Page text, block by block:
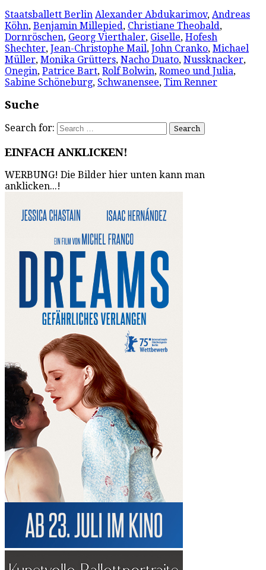
Staatsballett Berlin Alexander Abdukarimov, Andreas
Köhn, Benjamin Millepied, Christiane Theobald,
Dornröschen, Georg Vierthaler, Giselle, Hofesh
Shechter, Jean-Christophe Mail, John Cranko, Michael
Müller, Monika Grütters, Nacho Duato, Nussknacker,
Onegin, Patrice Bart, Rolf Bolwin, Romeo und Julia,
Sabine Schöneburg, Schwanensee, Tim Renner
Suche
Search for:
EINFACH ANKLICKEN!
WERBUNG! Die Bilder hier unten kann man
anklicken...!